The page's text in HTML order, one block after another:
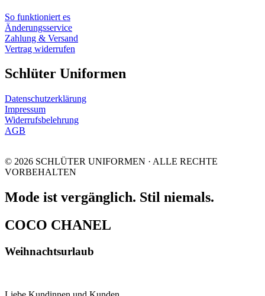
So funktioniert es
Änderungsservice
Zahlung & Versand
Vertrag widerrufen
Schlüter Uniformen
Datenschutzerklärung
Impressum
Widerrufsbelehrung
AGB
© 2026 SCHLÜTER UNIFORMEN · ALLE RECHTE
VORBEHALTEN
Mode ist vergänglich. Stil niemals.
COCO CHANEL
Weihnachtsurlaub